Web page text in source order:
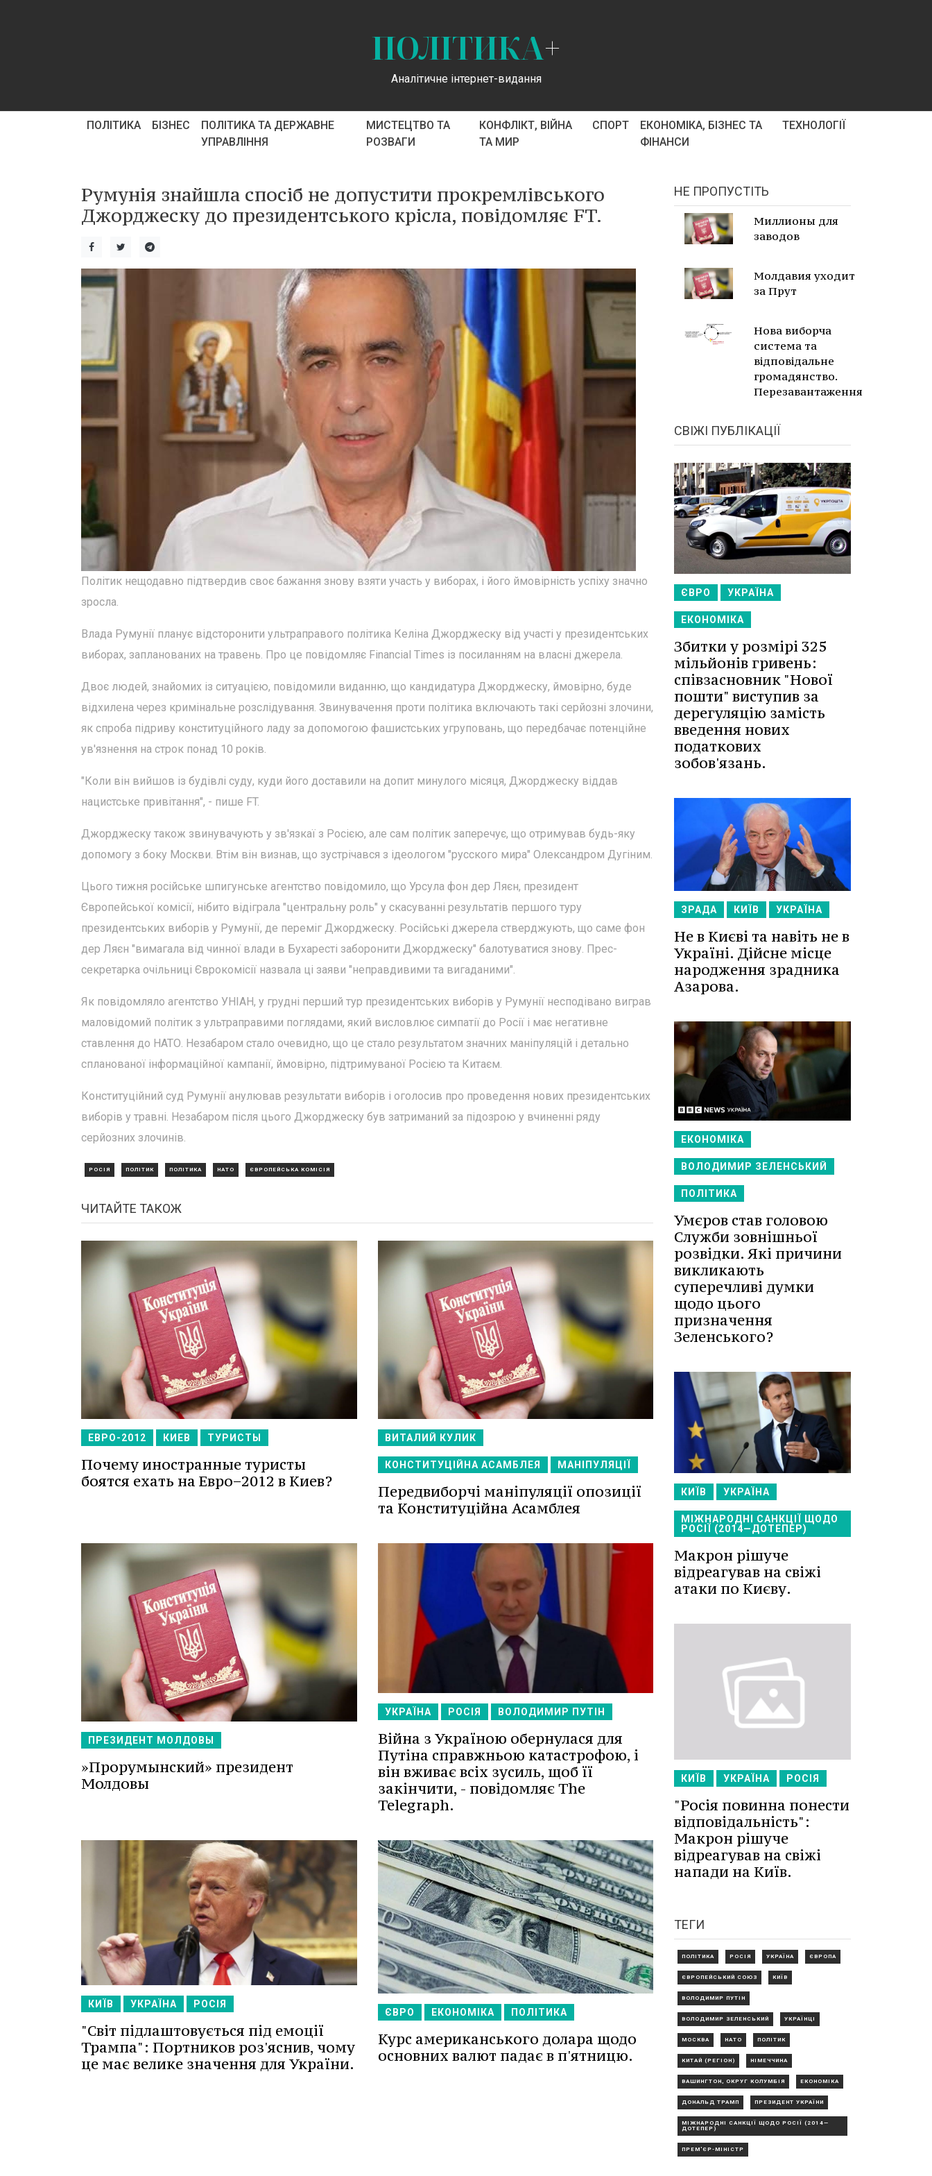
ПОЛІТИКА+
Аналітичне інтернет-видання
ПОЛІТИКА БІЗНЕС
ПОЛІТИКА ТА ДЕРЖАВНЕ
УПРАВЛІННЯ
МИСТЕЦТВО ТА
РОЗВАГИ
КОНФЛІКТ, ВІЙНА
ТА МИР
СПОРТ
ЕКОНОМІКА, БІЗНЕС ТА
ФІНАНСИ
ТЕХНОЛОГІЇ
Румунія знайшла спосіб не допустити прокремлівського
Джорджеску до президентського крісла, повідомляє FT.
Політик нещодавно підтвердив своє бажання знову взяти участь у виборах, і його ймовірність успіху значно
зросла.
Влада Румунії планує відсторонити ультраправого політика Келіна Джорджеску від участі у президентських
виборах, запланованих на травень. Про це повідомляє Financial Times із посиланням на власні джерела.
Двоє людей, знайомих із ситуацією, повідомили виданню, що кандидатура Джорджеску, ймовірно, буде
відхилена через кримінальне розслідування. Звинувачення проти політика включають такі серйозні злочини,
як спроба підриву конституційного ладу за допомогою фашистських угруповань, що передбачає потенційне
ув'язнення на строк понад 10 років.
"Коли він вийшов із будівлі суду, куди його доставили на допит минулого місяця, Джорджеску віддав
нацистське привітання", - пише FT.
Джорджеску також звинувачують у зв'язкаї з Росією, але сам політик заперечує, що отримував будь-яку
допомогу з боку Москви. Втім він визнав, що зустрічався з ідеологом "русского мира" Олександром Дугіним.
Цього тижня російське шпигунське агентство повідомило, що Урсула фон дер Ляєн, президент
Європейської комісії, нібито відіграла "центральну роль" у скасуванні результатів першого туру
президентських виборів у Румунії, де переміг Джорджеску. Російські джерела стверджують, що саме фон
дер Ляєн "вимагала від чинної влади в Бухаресті заборонити Джорджеску" балотуватися знову. Прес-
секретарка очільниці Єврокомісії назвала ці заяви "неправдивими та вигаданими".
Як повідомляло агентство УНІАН, у грудні перший тур президентських виборів у Румунії несподівано виграв
маловідомий політик з ультраправими поглядами, який висловлює симпатії до Росії і має негативне
ставлення до НАТО. Незабаром стало очевидно, що це стало результатом значних маніпуляцій і детально
спланованої інформаційної кампанії, ймовірно, підтримуваної Росією та Китаєм.
Конституційний суд Румунії анулював результати виборів і оголосив про проведення нових президентських
виборів у травні. Незабаром після цього Джорджеску був затриманий за підозрою у вчиненні ряду
серйозних злочинів.
РОСІЯ ПОЛІТИК ПОЛІТИКА НАТО ЄВРОПЕЙСЬКА КОМІСІЯ
ЧИТАЙТЕ ТАКОЖ
ЕВРО-2012 КИЕВ ТУРИСТЫ
Почему иностранные туристы
боятся ехать на Евро−2012 в Киев?
ВИТАЛИЙ КУЛИК
КОНСТИТУЦІЙНА АСАМБЛЕЯ МАНІПУЛЯЦІЇ
Передвиборчі маніпуляції опозиції
та Конституційна Асамблея
ПРЕЗИДЕНТ МОЛДОВЫ
»Прорумынский» президент
Молдовы
УКРАЇНА РОСІЯ ВОЛОДИМИР ПУТІН
Війна з Україною обернулася для
Путіна справжньою катастрофою, і
він вживає всіх зусиль, щоб її
закінчити, - повідомляє The
Telegraph.
КИЇВ УКРАЇНА РОСІЯ
"Світ підлаштовується під емоції
Трампа": Портников роз'яснив, чому
це має велике значення для України.
ЄВРО ЕКОНОМІКА ПОЛІТИКА
Курс американського долара щодо
основних валют падає в п'ятницю.
НЕ ПРОПУСТІТЬ
Миллионы для
заводов
Молдавия уходит
за Прут
Нова виборча
система та
відповідальне
громадянство.
Перезавантаження
СВІЖІ ПУБЛІКАЦІЇ
ЄВРО УКРАЇНА
ЕКОНОМІКА
Збитки у розмірі 325
мільйонів гривень:
співзасновник "Нової
пошти" виступив за
дерегуляцію замість
введення нових
податкових
зобов'язань.
ЗРАДА КИЇВ УКРАЇНА
Не в Києві та навіть не в
Україні. Дійсне місце
народження зрадника
Азарова.
ЕКОНОМІКА
ВОЛОДИМИР ЗЕЛЕНСЬКИЙ
ПОЛІТИКА
Умєров став головою
Служби зовнішньої
розвідки. Які причини
викликають
суперечливі думки
щодо цього
призначення
Зеленського?
КИЇВ УКРАЇНА
МІЖНАРОДНІ САНКЦІЇ ЩОДО
РОСІЇ (2014—ДОТЕПЕР)
Макрон рішуче
відреагував на свіжі
атаки по Києву.
КИЇВ УКРАЇНА РОСІЯ
"Росія повинна понести
відповідальність":
Макрон рішуче
відреагував на свіжі
напади на Київ.
ТЕГИ
ПОЛІТИКА РОСІЯ УКРАЇНА ЄВРОПА
ЄВРОПЕЙСЬКИЙ СОЮЗ КИЇВ
ВОЛОДИМИР ПУТІН
ВОЛОДИМИР ЗЕЛЕНСЬКИЙ УКРАЇНЦІ
МОСКВА НАТО ПОЛІТИК
КИТАЙ (РЕГІОН) НІМЕЧЧИНА
ВАШИНГТОН, ОКРУГ КОЛУМБІЯ ЕКОНОМІКА
ДОНАЛЬД ТРАМП ПРЕЗИДЕНТ УКРАЇНИ
МІЖНАРОДНІ САНКЦІЇ ЩОДО РОСІЇ (2014—
ДОТЕПЕР)
ПРЕМ'ЄР-МІНІСТР